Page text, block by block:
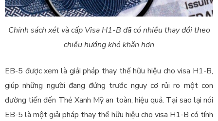
Chính sách xét và cấp Visa H1-B đã có nhiều thay đổi theo
chiều hướng khó khăn hơn
EB-5 được xem là giải pháp thay thế hữu hiệu cho visa H1-B,
giúp những người đang đứng trước nguy cơ rủi ro một con
đường tiến đến Thẻ Xanh Mỹ an toàn, hiệu quả. Tại sao lại nói
EB-5 là một giải pháp thay thế hữu hiệu cho visa H1-B có tính